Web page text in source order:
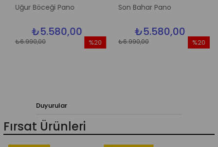
Böceği Pano
₺5.580,00
Son Bahar Pano
₺5.580,00
₺6.990,00
Duyurular
Fırsat Ürünleri